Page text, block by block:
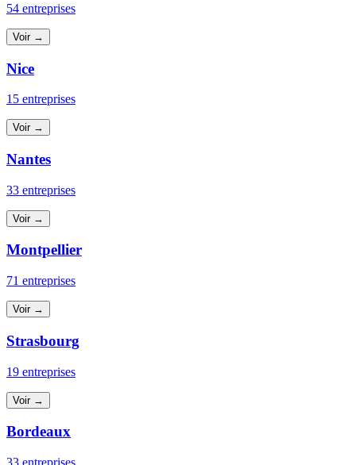
54 entreprises
Voir →
Nice
15 entreprises
Voir →
Nantes
33 entreprises
Voir →
Montpellier
71 entreprises
Voir →
Strasbourg
19 entreprises
Voir →
Bordeaux
33 entreprises